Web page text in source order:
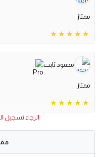
ممتاز
محمود ثابت
ممتاز
الرجاء تسجيل